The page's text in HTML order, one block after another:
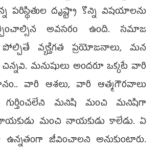
పరిస్థితుల దృష్ట్యా కొన్ని విషయాలను
అవసరం ఉంది. సమాజ
వ్యక్తిగత ప్రయోజనాలు, మన
మనుషులు అందరూ ఒక్కటే వారి
వారి ఆశలు, వారి ఆత్మగౌరవాలు
మనిషి మంచి మనిషిగా
మంచి నాయకుడు కాలేడు. ఏ
జీవించాలని అనుకుంటారు.